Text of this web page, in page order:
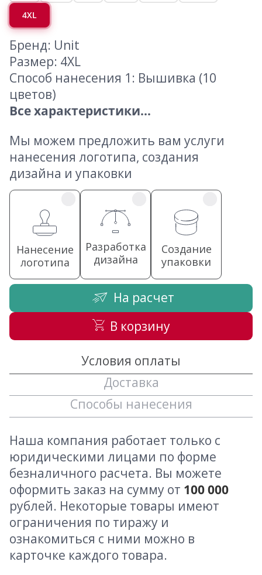
4XL
Бренд: Unit
Размер: 4XL
Способ нанесения 1: Вышивка (10
цветов)
Все характеристики...
Мы можем предложить вам услуги
нанесения логотипа, создания
дизайна и упаковки
Нанесение
логотипа
Разработка
дизайна
Создание
упаковки
На расчет
В корзину
Условия оплаты
Доставка
Способы нанесения
Наша компания работает только с
юридическими лицами по форме
безналичного расчета. Вы можете
оформить заказ на сумму от 100 000
рублей. Некоторые товары имеют
ограничения по тиражу и
ознакомиться с ними можно в
карточке каждого товара.